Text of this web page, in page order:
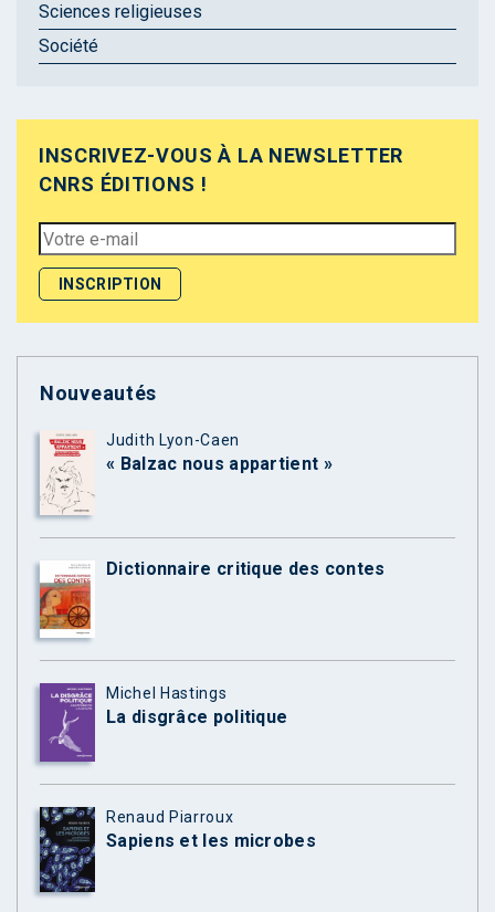
Sciences religieuses
Société
INSCRIVEZ-VOUS À LA NEWSLETTER
CNRS ÉDITIONS !
Nouveautés
Judith Lyon-Caen
« Balzac nous appartient »
Dictionnaire critique des contes
Michel Hastings
La disgrâce politique
Renaud Piarroux
Sapiens et les microbes